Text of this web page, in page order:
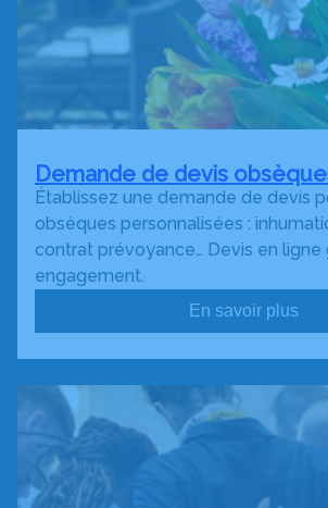
Demande de devis
Établissez une demande de devis
obsèques personnalisées :
contrat prévoyance… Devis en ligne
engagement.
En savoir plus